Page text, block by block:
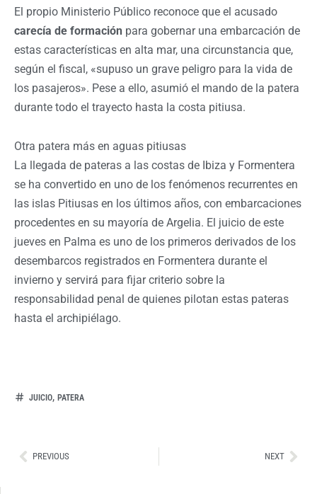
El propio Ministerio Público reconoce que el acusado
carecía de formación para gobernar una embarcación de
estas características en alta mar, una circunstancia que,
según el fiscal, «supuso un grave peligro para la vida de
los pasajeros». Pese a ello, asumió el mando de la patera
durante todo el trayecto hasta la costa pitiusa.
Otra patera más en aguas pitiusas
La llegada de pateras a las costas de Ibiza y Formentera
se ha convertido en uno de los fenómenos recurrentes en
las islas Pitiusas en los últimos años, con embarcaciones
procedentes en su mayoría de Argelia. El juicio de este
jueves en Palma es uno de los primeros derivados de los
desembarcos registrados en Formentera durante el
invierno y servirá para fijar criterio sobre la
responsabilidad penal de quienes pilotan estas pateras
hasta el archipiélago.
JUICIO, PATERA
AntPREVIOUS NEXT